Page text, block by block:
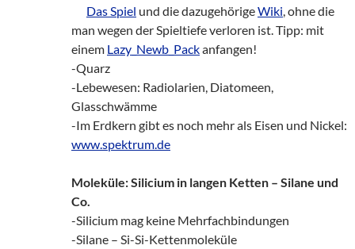
Das Spiel und die dazugehörigeWiki, ohne die
man wegen der Spieltiefe verloren ist. Tipp: mit
einem Lazy_Newb_Packanfangen!
-Quarz
-Lebewesen: Radiolarien, Diatomeen,
Glasschwämme
-Im Erdkern gibt es noch mehr als Eisen und Nickel:
www.spektrum.de
Moleküle: Silicium in langen Ketten – Silane und
Co.
-Silicium mag keine Mehrfachbindungen
-Silane – Si-Si-Kettenmoleküle